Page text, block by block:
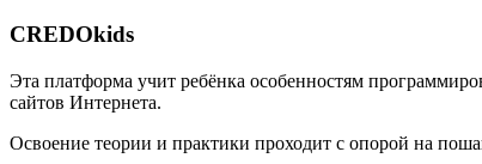
CREDOkids
Эта платформа учит ребёнка особенностям
сайтов Интернета.
Освоение теории и практики проходит с опорой на